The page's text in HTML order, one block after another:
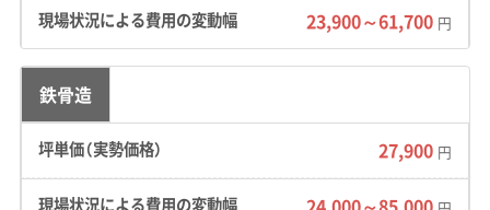
丘陵地の高低差や旧市街地の狭い道が重機の
搬入を難しくしており、解体費用が高くなる傾
向にあります。
23,900～61,700 円
鉄骨造
27,900 円